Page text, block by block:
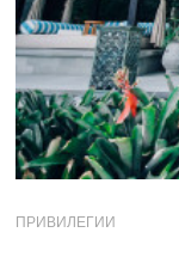
ПРИВИЛЕГИИ